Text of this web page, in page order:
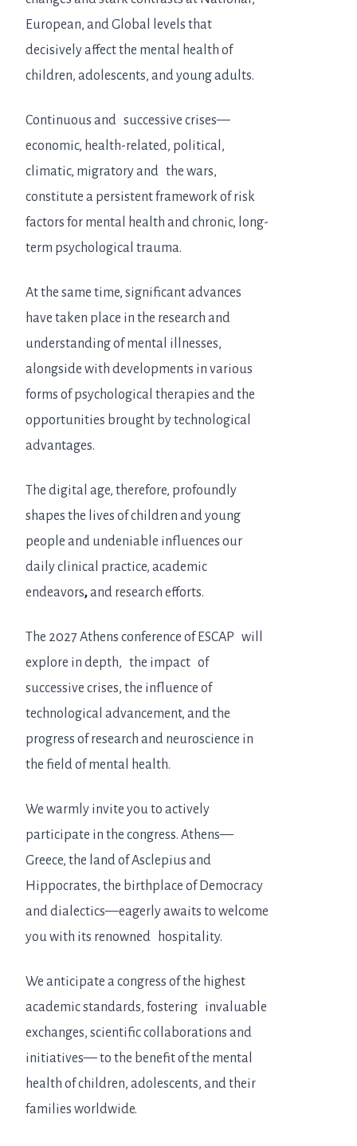
European, and Global levels that
decisively affect the mental health of
children, adolescents, and young adults.
Continuous and successive crises—
economic, health-related, political,
climatic, migratory and the wars,
constitute a persistent framework of risk
factors for mental health and chronic, long-
term psychological trauma.
At the same time, significant advances
have taken place in the research and
understanding of mental illnesses,
alongside with developments in various
forms of psychological therapies and the
opportunities brought by technological
advantages.
The digital age, therefore, profoundly
shapes the lives of children and young
people and undeniable influences our
daily clinical practice, academic
endeavors,and research efforts.
The 2027 Athens conference of ESCAP will
explore in depth, the impact of
successive crises, the influence of
technological advancement, and the
progress of research and neuroscience in
the field of mental health.
We warmly invite you to actively
participate in the congress. Athens—
Greece, the land of Asclepius and
Hippocrates, the birthplace of Democracy
and dialectics—eagerly awaits to welcome
you with its renowned hospitality.
We anticipate a congress of the highest
academic standards, fostering invaluable
exchanges, scientific collaborations and
initiatives— to the benefit of the mental
health of children, adolescents, and their
families worldwide.